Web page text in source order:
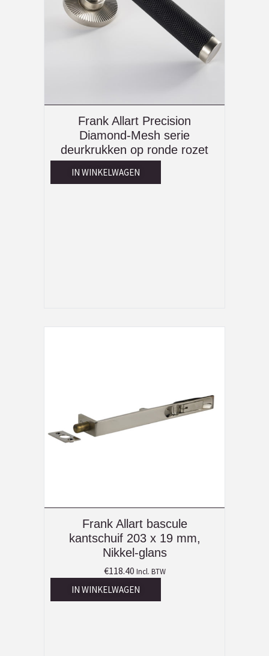
Frank Allart Precision
Diamond-Mesh serie
deurkrukken op ronde rozet
IN WINKELWAGEN
Frank Allart bascule
kantschuif 203 x 19 mm,
Nikkel-glans
€118.40 Incl. BTW
IN WINKELWAGEN